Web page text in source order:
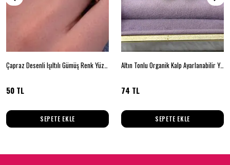
Çapraz Desenli Işıltılı Gümüş Renk Yüzük 17 beden
50 TL
SEPETE EKLE
Altın Tonlu Organik Kalp Ayarlanabilir Yüzük
74 TL
SEPETE EKLE